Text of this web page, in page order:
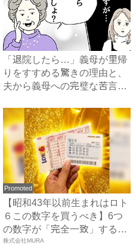
「退院したら…」義母が里帰
りをすすめる驚きの理由と、
夫から義母への完璧な苦言
Promoted
【昭和43年以前生まれはロト
６この数字を買うべき】6つ
の数字が「完全一致」する
方...
株式会社MURA